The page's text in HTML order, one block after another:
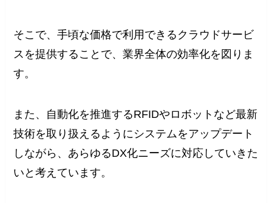
そこで、手頃な価格で利用できるクラウドサービ
スを提供することで、業界全体の効率化を図りま
す。
また、自動化を推進するRFIDやロボットなど最新
技術を取り扱えるようにシステムをアップデート
しながら、あらゆるDX化ニーズに対応していきた
いと考えています。